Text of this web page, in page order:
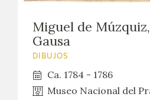
Miguel de
Gausa
DIBUJOS
Ca. 1784 - 1786
Museo Nacional del